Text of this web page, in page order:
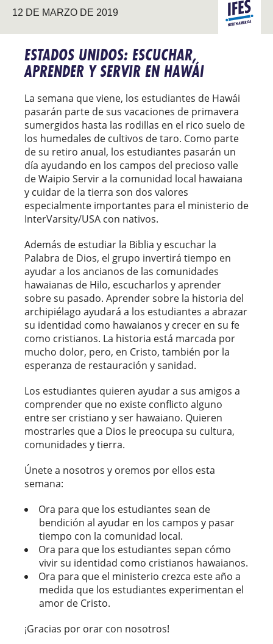
12 DE MARZO DE 2019
DEL
NORTE
ESTADOS UNIDOS: ESCUCHAR,
APRENDER Y SERVIR EN HAWÁI
La semana que viene, los estudiantes de Hawái
pasarán parte de sus vacaciones de primavera
sumergidos hasta las rodillas en el rico suelo de
los humedales de cultivos de taro. Como parte
de su retiro anual, los estudiantes pasarán un
día ayudando en los campos del precioso valle
de Waipio Servir a la comunidad local hawaiana
y cuidar de la tierra son dos valores
especialmente importantes para el ministerio de
InterVarsity/USA con nativos.
Además de estudiar la Biblia y escuchar la
Palabra de Dios, el grupo invertirá tiempo en
ayudar a los ancianos de las comunidades
hawaianas de Hilo, escucharlos y aprender
sobre su pasado. Aprender sobre la historia del
archipiélago ayudará a los estudiantes a abrazar
su identidad como hawaianos y crecer en su fe
como cristianos. La historia está marcada por
mucho dolor, pero, en Cristo, también por la
esperanza de restauración y sanidad.
Los estudiantes quieren ayudar a sus amigos a
comprender que no existe conflicto alguno
entre ser cristiano y ser hawaiano. Quieren
mostrarles que a Dios le preocupa su cultura,
comunidades y tierra.
Únete a nosotros y oremos por ellos esta
semana:
Ora para que los estudiantes sean de
bendición al ayudar en los campos y pasar
tiempo con la comunidad local.
Ora para que los estudiantes sepan cómo
vivir su identidad como cristianos hawaianos.
Ora para que el ministerio crezca este año a
medida que los estudiantes experimentan el
amor de Cristo.
¡Gracias por orar con nosotros!